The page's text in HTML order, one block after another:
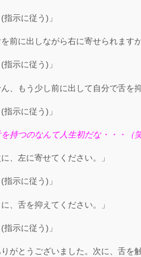
示に従う)」
前に出しながら右に寄せられますか
示に従う)」
、もう少し前に出して自分で舌を
示に従う)」
持つのなんて人生初だな・・・（
、左に寄せてください。」
示に従う)」
、舌を抑えてください。」
示に従う)」
がとうございました。次に、舌を